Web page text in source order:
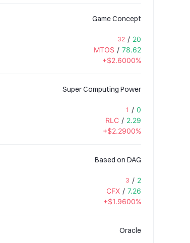
Game Concept
32 / 20
MTOS / 78.62
+$2.6000%
Super Computing Power
1 / 0
RLC / 2.29
+$2.2900%
Based on DAG
3 / 2
CFX / 7.26
+$1.9600%
Oracle